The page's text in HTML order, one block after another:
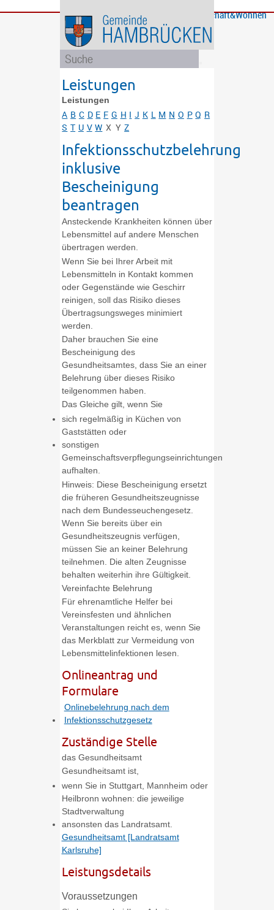
Bürgerservice
GemeindeBildung
und
Soziales
Rathaus
und
Politik
Wirtschaft&Wohnen
Leistungen
Leistungen
A B C D E F G H I J K L M N O P Q R
S T U V W X Y Z
Infektionsschutzbelehrung
inklusive
Bescheinigung
beantragen
Ansteckende Krankheiten können über
Lebensmittel auf andere Menschen
übertragen werden.
Wenn Sie bei Ihrer Arbeit mit
Lebensmitteln in Kontakt kommen
oder Gegenstände wie Geschirr
reinigen, soll das Risiko dieses
Übertragsungsweges minimiert
werden.
Daher brauchen Sie eine
Bescheinigung des
Gesundheitsamtes, dass Sie an einer
Belehrung über dieses Risiko
teilgenommen haben.
Das Gleiche gilt, wenn Sie
sich regelmäßig in Küchen von
Gaststätten oder
sonstigen
Gemeinschaftsverpflegungseinrichtungen
aufhalten.
Hinweis: Diese Bescheinigung ersetzt
die früheren Gesundheitszeugnisse
nach dem Bundesseuchengesetz.
Wenn Sie bereits über ein
Gesundheitszeugnis verfügen,
müssen Sie an keiner Belehrung
teilnehmen. Die alten Zeugnisse
behalten weiterhin ihre Gültigkeit.
Vereinfachte Belehrung
Für ehrenamtliche Helfer bei
Vereinsfesten und ähnlichen
Veranstaltungen reicht es, wenn Sie
das Merkblatt zur Vermeidung von
Lebensmittelinfektionen lesen.
Onlineantrag und
Formulare
Onlinebelehrung nach dem
Infektionsschutzgesetz
Zuständige Stelle
das Gesundheitsamt
Gesundheitsamt ist,
wenn Sie in Stuttgart, Mannheim oder
Heilbronn wohnen: die jeweilige
Stadtverwaltung
ansonsten das Landratsamt.
Gesundheitsamt [Landratsamt
Karlsruhe]
Leistungsdetails
Voraussetzungen